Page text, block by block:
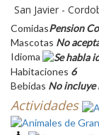
San Javier -
ComidasPension
Mascotas No
Idioma
Habitaciones 6
Bebidas No incluye
Actividades